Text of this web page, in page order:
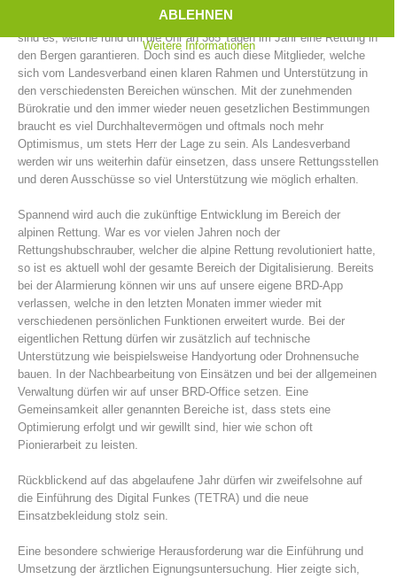
Vorstand
Alarmierung
1.100 Mitgliedern auf das ganze Land verteilt dürfen wir stolz sein. Sie
sind es, welche rund um die Uhr an 365 Tagen im Jahr eine Rettung in
den Bergen garantieren. Doch sind es auch diese Mitglieder, welche
sich vom Landesverband einen klaren Rahmen und Unterstützung in
den verschiedensten Bereichen wünschen. Mit der zunehmenden
Bürokratie und den immer wieder neuen gesetzlichen Bestimmungen
braucht es viel Durchhaltevermögen und oftmals noch mehr
Optimismus, um stets Herr der Lage zu sein. Als Landesverband
werden wir uns weiterhin dafür einsetzen, dass unsere Rettungsstellen
und deren Ausschüsse so viel Unterstützung wie möglich erhalten.
Spannend wird auch die zukünftige Entwicklung im Bereich der
alpinen Rettung. War es vor vielen Jahren noch der
Rettungshubschrauber, welcher die alpine Rettung revolutioniert hatte,
so ist es aktuell wohl der gesamte Bereich der Digitalisierung. Bereits
bei der Alarmierung können wir uns auf unsere eigene BRD-App
verlassen, welche in den letzten Monaten immer wieder mit
verschiedenen persönlichen Funktionen erweitert wurde. Bei der
eigentlichen Rettung dürfen wir zusätzlich auf technische
Unterstützung wie beispielsweise Handyortung oder Drohnensuche
bauen. In der Nachbearbeitung von Einsätzen und bei der allgemeinen
Verwaltung dürfen wir auf unser BRD-Office setzen. Eine
Gemeinsamkeit aller genannten Bereiche ist, dass stets eine
Optimierung erfolgt und wir gewillt sind, hier wie schon oft
Pionierarbeit zu leisten.
Rückblickend auf das abgelaufene Jahr dürfen wir zweifelsohne auf
die Einführung des Digital Funkes (TETRA) und die neue
Einsatzbekleidung stolz sein.
Eine besondere schwierige Herausforderung war die Einführung und
Umsetzung der ärztlichen Eignungsuntersuchung. Hier zeigte sich,
ABLEHNEN
Weitere Informationen